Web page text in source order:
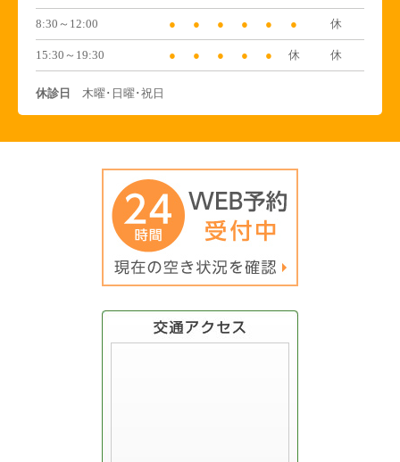
8:30～12:00 ● ● ● ● ● ● 休
15:30～19:30 ● ● ● ● ● 休 休
休診日 木曜･日曜･祝日